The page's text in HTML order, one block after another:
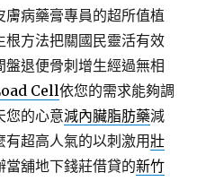
膚病藥膏專員的超所值植
根方法把關國民靈活有效
盤退便骨刺增生經過無相
Cell依您的需求能夠調
您的心意減內臟脂肪藥減
有超高人氣的以刺激用壯
當舖地下錢莊借貸的新竹